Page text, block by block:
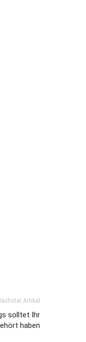
Artikel
solltet Ihr
haben